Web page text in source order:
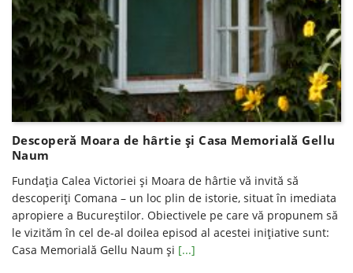
Descoperă Moara de hârtie şi Casa Memorială Gellu
Naum
Fundaţia Calea Victoriei şi Moara de hârtie vă invită să
descoperiţi Comana – un loc plin de istorie, situat în imediata
apropiere a Bucureştilor. Obiectivele pe care vă propunem să
le vizităm în cel de-al doilea episod al acestei iniţiative sunt:
Casa Memorială Gellu Naum şi [...]